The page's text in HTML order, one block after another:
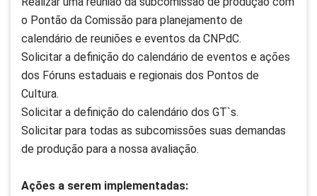
o Pontão da Comissão para planejamento de
calendário de reuniões e eventos da CNPdC.
Solicitar a definição do calendário de eventos e ações
dos Fóruns estaduais e regionais dos Pontos de
Cultura.
Solicitar a definição do calendário dos GT`s.
Solicitar para todas as subcomissões suas demandas
de produção para a nossa avaliação.
Ações a serem implementadas: